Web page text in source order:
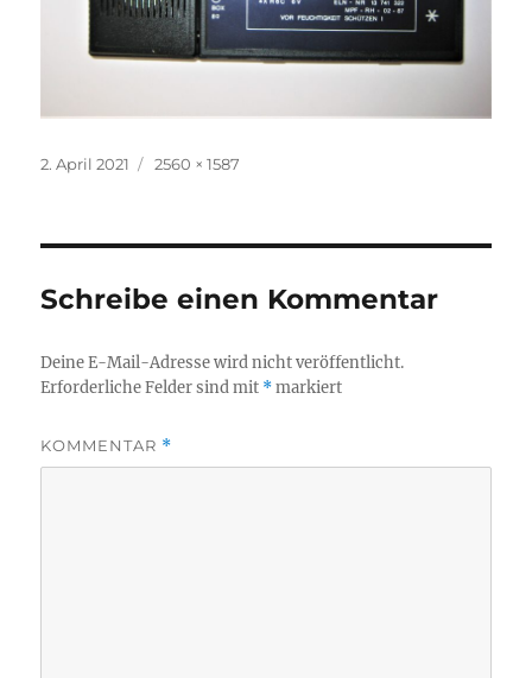
Veröffentlicht
2. April 2021
Volle
2560 × 1587
Schreibe einen Kommentar
Deine E-Mail-Adresse wird nicht veröffentlicht.
Erforderliche Felder sind mit *markiert
KOMMENTAR *